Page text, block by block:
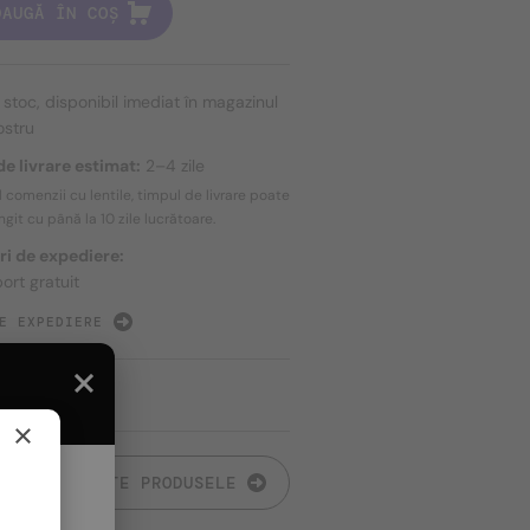
ÎN COȘ
stoc, disponibil imediat în magazinul
livrare estimat: 2–4 zile
comenzii cu lentile, timpul de livrare poate
cu până la
10 zile lucrătoare.
de expediere:
gratuit
EXPEDIERE
TOATE PRODUSELE
×